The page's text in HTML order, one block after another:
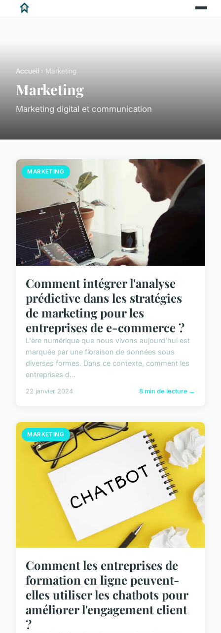
Accueil › Marketing
Marketing
Marketing digital et communication
MARKETING
Comment intégrer l'analyse
prédictive dans les stratégies
de marketing pour les
entreprises de e-commerce ?
L'ère numérique que nous vivons aujourd'hui est
marquée par une floraison de données sous
diverses formes. Dans ce contexte, comment les
entreprises d...
22 janvier 2024 8 min de lecture →
MARKETING
Comment les entreprises de
formation en ligne peuvent-
elles utiliser les chatbots pour
améliorer l'engagement client
?